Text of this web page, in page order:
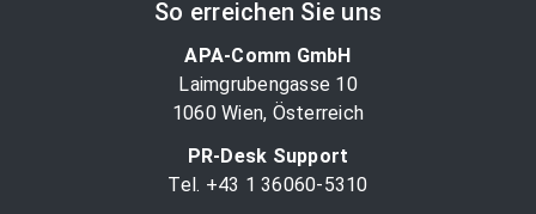
So erreichen Sie uns
APA-Comm GmbH
Laimgrubengasse 10
1060 Wien, Österreich
PR-Desk Support
Tel. +43 1 36060-5310